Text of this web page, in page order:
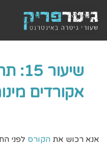
אקורדים
אנא רכוש את הקורס לפני